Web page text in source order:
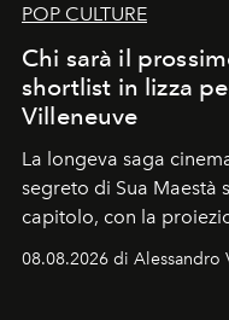
POP CULTURE
Chi sarà il
shortlist in lizza
Villeneuve
La longeva saga
segreto di Sua Maestà
capitolo, con la
Craig, però, regna
08.08.2026 di Alessandro